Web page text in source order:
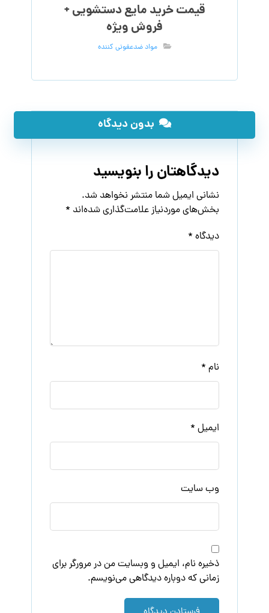
قیمت خرید مایع دستشویی +
فروش ویژه
مواد ضدعفونی کننده
بدون دیدگاه
دیدگاهتان را بنویسید
نشانی ایمیل شما منتشر نخواهد شد.
بخش‌های موردنیاز علامت‌گذاری شده‌اند *
دیدگاه *
نام *
ایمیل *
وب‌ سایت
ذخیره نام، ایمیل و وبسایت من در مرورگر برای
زمانی که دوباره دیدگاهی می‌نویسم.